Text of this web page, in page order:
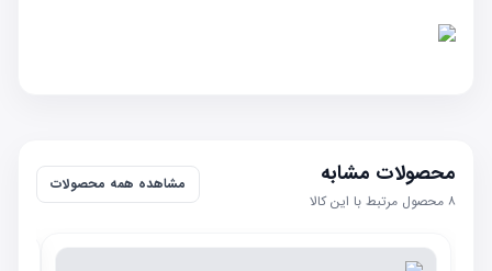
محصولات مشابه
۸ محصول مرتبط با این کالا
مشاهده همه محصولات